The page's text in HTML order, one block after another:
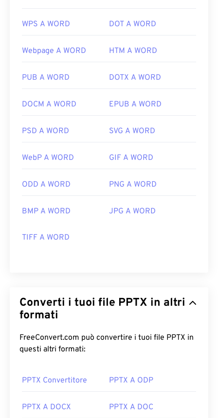
WPS A WORD DOT A WORD
Webpage A WORD HTM A WORD
PUB A WORD DOTX A WORD
DOCM A WORD EPUB A WORD
PSD A WORD SVG A WORD
WebP A WORD GIF A WORD
ODD A WORD PNG A WORD
BMP A WORD JPG A WORD
TIFF A WORD
Converti i tuoi file PPTX in altri
formati
FreeConvert.com può convertire i tuoi file PPTX in
questi altri formati:
PPTX Convertitore PPTX A ODP
PPTX A DOCX PPTX A DOC